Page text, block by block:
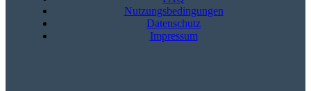
Nutzungsbedingungen
Datenschutz
Impressum